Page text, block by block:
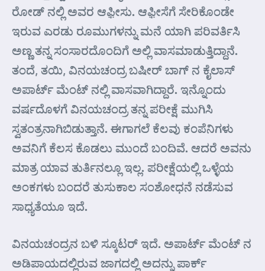
ರೋಡ್ ನಲ್ಲಿ ಅವರ ಆಫ಼ೀಸು. ಆಫ಼ೀಸೆಗೆ ಸೇರಿಕೊಂಡೇ
ಇರುವ ಎರಡು ರೂಮುಗಳನ್ನು ಮನೆ ಯಾಗಿ ಪರಿವರ್ತಿಸಿ
ಅಣ್ಣ ತನ್ನ ಸಂಸಾರದೊಂದಿಗೆ ಅಲ್ಲಿ ವಾಸಮಾಡುತ್ತಿದ್ದಾನೆ.
ತಂದೆ, ತಯಿ, ವಿನಯಚಂದ್ರ ಬಷೀರ್ ಬಾಗ್ ನ ಕೈಲಾಸ್
ಅಪಾರ್ಟ್ ಮೆಂಟ್ ನಲ್ಲಿ ವಾಸವಾಗಿದ್ದಾರೆ. ಇನ್ನೊಂದು
ವರ್ಷದೊಳಗೆ ವಿನಯಚಂದ್ರ ತನ್ನ ಪರೀಕ್ಷೆ ಮುಗಿಸಿ
ಸ್ವತಂತ್ರನಾಗಿಬಿಡುತ್ತಾನೆ. ಈಗಾಗಲೆ ಕೆಲವು ಕಂಪೆನಿಗಳು
ಅವನಿಗೆ ಕೆಲಸ ಕೊಡಲು ಮುಂದೆ ಬಂದಿವೆ. ಆದರೆ ಅವನು
ಮಾತ್ರ ಯಾವ ತುರ್ತಿನಲ್ಲೂ ಇಲ್ಲ. ಪರೀಕ್ಷೆಯಲ್ಲಿ ಒಳ್ಳೆಯ
ಅಂಕಗಳು ಬಂದರೆ ತುಸುಕಾಲ ಸಂಶೋಧನೆ ನಡೆಸುವ
ಸಾಧ್ಯತೆಯೂ ಇದೆ.
ವಿನಯಚಂದ್ರನ ಬಳಿ ಸ್ಕೂಟರ್ ಇದೆ. ಅಪಾರ್ಟ್ ಮೆಂಟ್ ನ
ಅಡಿಪಾಯದಲ್ಲಿರುವ ಜಾಗದಲ್ಲಿ ಅದನ್ನು ಪಾರ್ಕ್